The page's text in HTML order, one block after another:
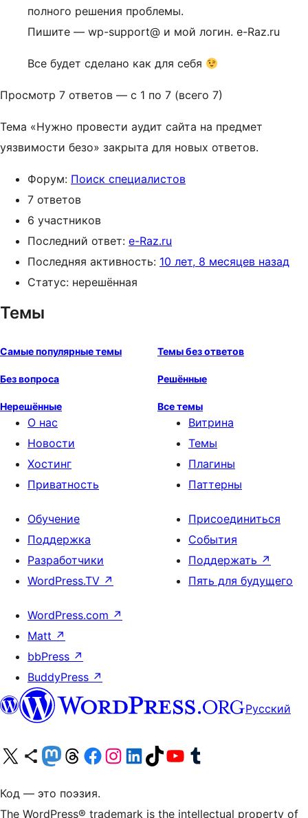
полного решения проблемы.
Пишите — wp-support@ и мой логин. e-Raz.ru
Все будет сделано как для себя
Просмотр 7 ответов — с 1 по 7 (всего 7)
Тема «Нужно провести аудит сайта на предмет
уязвимости безо» закрыта для новых ответов.
Форум: Поиск специалистов
7 ответов
6 участников
Последний ответ: e-Raz.ru
Последняя активность: 10 лет, 8 месяцев назад
Статус: нерешённая
Темы
Самые популярные темы Темы без ответов
Без вопроса Решённые
Нерешённые Все темы
О нас
Новости
Хостинг
Приватность
Витрина
Темы
Плагины
Паттерны
Обучение
Поддержка
Разработчики
WordPress.TV ↗
Присоединиться
События
Поддержать ↗
Пять для будущего
WordPress.com ↗
Matt ↗
bbPress ↗
BuddyPress ↗
Русский
Посетите нас в X (ранее Twitter)
Посетите нашу учётную запись в Bluesky
Посетите нашу ленту в Mastodon
Посетите нашу учётную запись в Threads
Посетите нашу страницу на Facebook
Посетите наш Instagram
Посетите нашу страницу в LinkedIn
Посетите нашу учётную запись в TikTok
Посетите наш канал YouTube
Посетите нашу учётную запись в Tumblr
Код — это поэзия.
The WordPress® trademark is the intellectual property of